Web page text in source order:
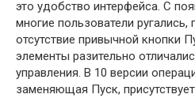
это удобство интерфейса. С
многие пользователи ругались,
отсутствие привычной кнопки
элементы разительно
управления. В 10 версии
заменяющая Пуск,